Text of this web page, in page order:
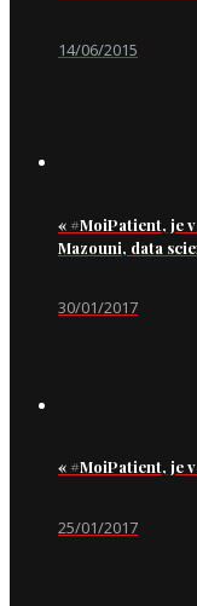
14/06/2015
« #MoiPatient, je
Mazouni, data
30/01/2017
« #MoiPatient, je
25/01/2017